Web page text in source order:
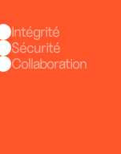
Intégrité
Sécurité
Collaboration